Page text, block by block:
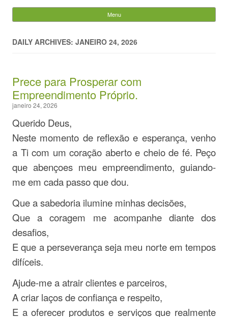
Evandro Legramonte
por:
Menu
DAILY ARCHIVES: JANEIRO 24, 2026
Prece para Prosperar com
Empreendimento Próprio.
janeiro 24, 2026
Querido Deus,
Neste momento de reflexão e esperança, venho
a Ti com um coração aberto e cheio de fé. Peço
que abençoes meu empreendimento, guiando-
me em cada passo que dou.
Que a sabedoria ilumine minhas decisões,
Que a coragem me acompanhe diante dos
desafios,
E que a perseverança seja meu norte em tempos
difíceis.
Ajude-me a atrair clientes e parceiros,
A criar laços de confiança e respeito,
E a oferecer produtos e serviços que realmente